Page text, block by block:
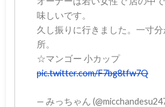
味しいです。
久し振りに行きました。一寸
所。
☆マンゴー 小カップ
pic.twitter.com/F7bg8tfw7Q
— みっちゃん